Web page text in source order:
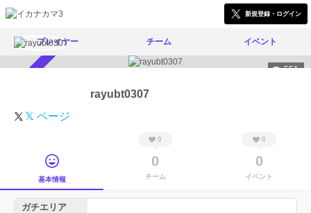
新規登録・ログイン
プレイヤー チーム イベント
551
rayubt0307
𝕏 ページ
基本情報
0
0
チーム
0
0
イベント
ガチエリア